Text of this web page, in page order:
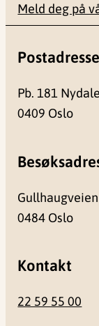
Meld deg på
Postadresse
Pb. 181
0409 Oslo
0484 Oslo
Kontakt
22 59 55 00